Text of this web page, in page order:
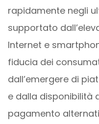
rapidamente negli
supportato
Internet e
fiducia dei
dall’emergere di
e dalla disponibilità
pagamento